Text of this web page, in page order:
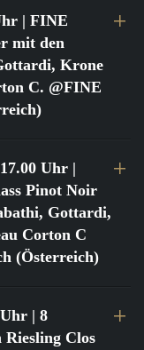
| FINE
mit den
Krone
C. @FINE
Uhr |
Pinot Noir
Gottardi,
Corton C
(Österreich)
| 8
Riesling Clos